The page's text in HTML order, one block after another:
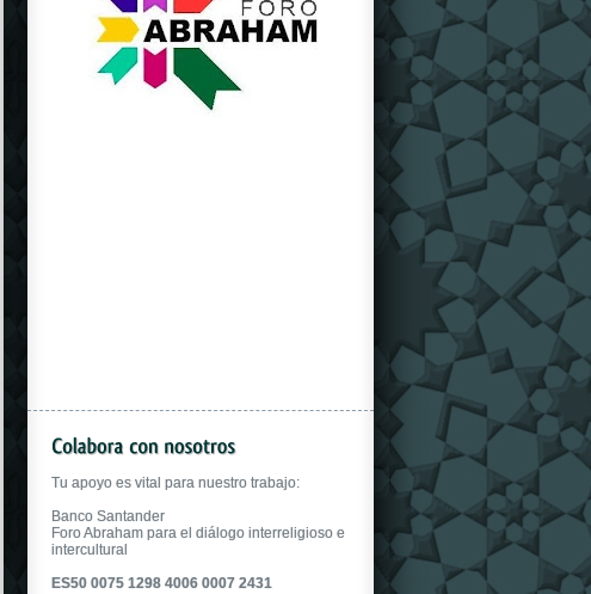
Tu apoyo es vital para nuestro trabajo:
Banco Santander
Foro Abraham para el diálogo interreligioso e
intercultural
ES50 0075 1298 4006 0007 2431